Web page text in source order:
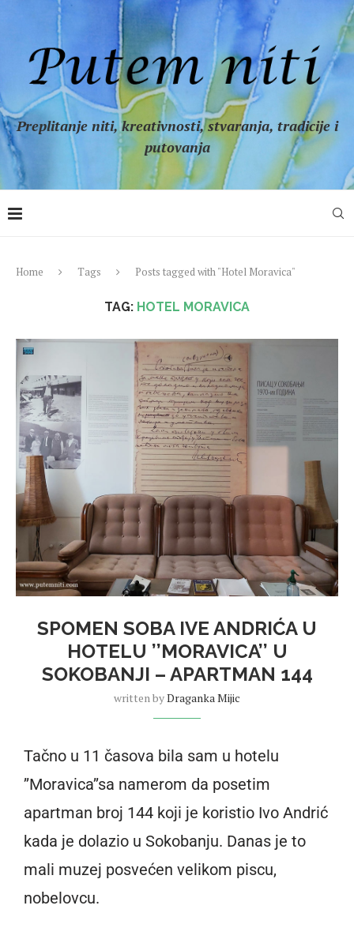
Preplitanje niti, kreativnosti, stvaranja, tradicije i
putovanja
Home Tags Posts tagged with "Hotel Moravica"
TAG: HOTEL MORAVICA
SPOMEN SOBA IVE ANDRIĆA U
HOTELU ’’MORAVICA’’ U
SOKOBANJI – APARTMAN 144
written byDraganka Mijic
Tačno u 11 časova bila sam u hotelu
’’Moravica’’sa namerom da posetim
apartman broj 144 koji je koristio Ivo Andrić
kada je dolazio u Sokobanju. Danas je to
mali muzej posvećen velikom piscu,
nobelovcu.